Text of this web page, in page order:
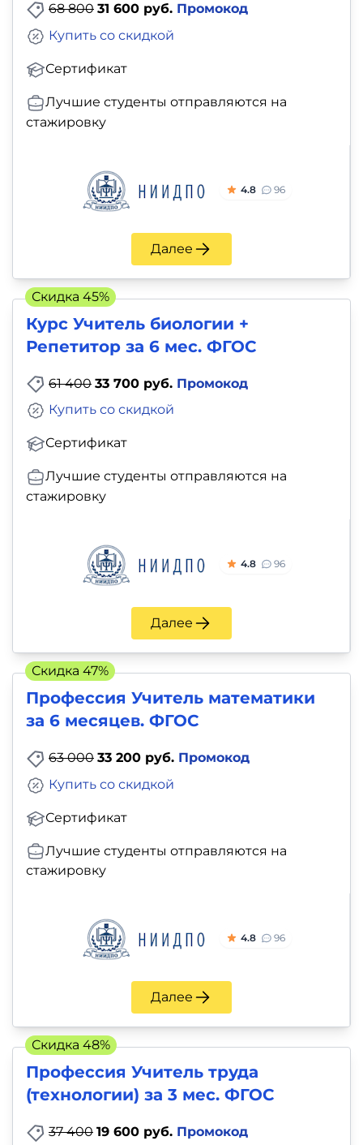
68 800 31 600 руб. Промокод
Сертификат
Купить со скидкой
Лучшие студенты отправляются на
стажировку
4.8 96
Далее
Курс Учитель биологии +
Репетитор за 6 мес. ФГОС
61 400 33 700 руб. Промокод
Сертификат
Купить со скидкой
Лучшие студенты отправляются на
стажировку
4.8 96
Далее
Скидка 45%
Профессия Учитель математики
за 6 месяцев. ФГОС
63 000 33 200 руб. Промокод
Сертификат
Купить со скидкой
Лучшие студенты отправляются на
стажировку
4.8 96
Далее
Скидка 47%
Профессия Учитель труда
(технологии) за 3 мес. ФГОС
37 400 19 600 руб. Промокод
Скидка 48%